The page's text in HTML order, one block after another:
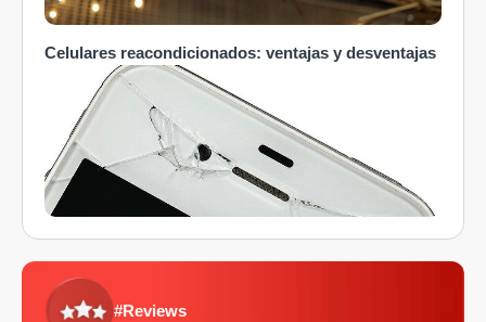
Celulares reacondicionados: ventajas y desventajas
#Reviews